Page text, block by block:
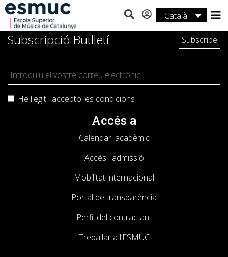
Català
Estudis
Serveis
Activitats
Subscripció Butlletí
He llegit i accepto les condicions
Accés a
Calendari acadèmic
Accés i admissió
Mobilitat internacional
Portal de transparència
Perfil del contractant
Treballar a l’ESMUC